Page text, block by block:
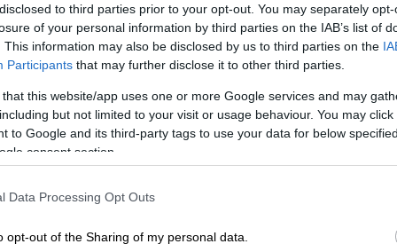
to third parties prior to your opt-out. You may separately
of your personal information by third parties on the IAB’s list of
This information may also be disclosed by us to third parties on the
Participants that may further disclose it to other third parties.
that this website/app uses one or more Google services and may
but not limited to your visit or usage behaviour. You may
to Google and its third-party tags to use your data for below
consent section.
Data Processing Opt Outs
opt-out of the Sharing of my personal data.
σχολές είναι το γεγονόςότι
, ο αριθμός των υποψηφίων που τις
παράδειγμα στο Ιατρικό ΣΣΑΣ οι πρώτες
φτάνουν κοντά στις 300 ενώ οι θέσεις
το ενδιαφέρον των υποψηφίων σε
στο ethnos.gr, ο κ.
της Labora “ένας μεγάλος
Στρατιωτικές Σχολές
που έχει είτε λόγω της
αλλά και τη μονιμότητα στο